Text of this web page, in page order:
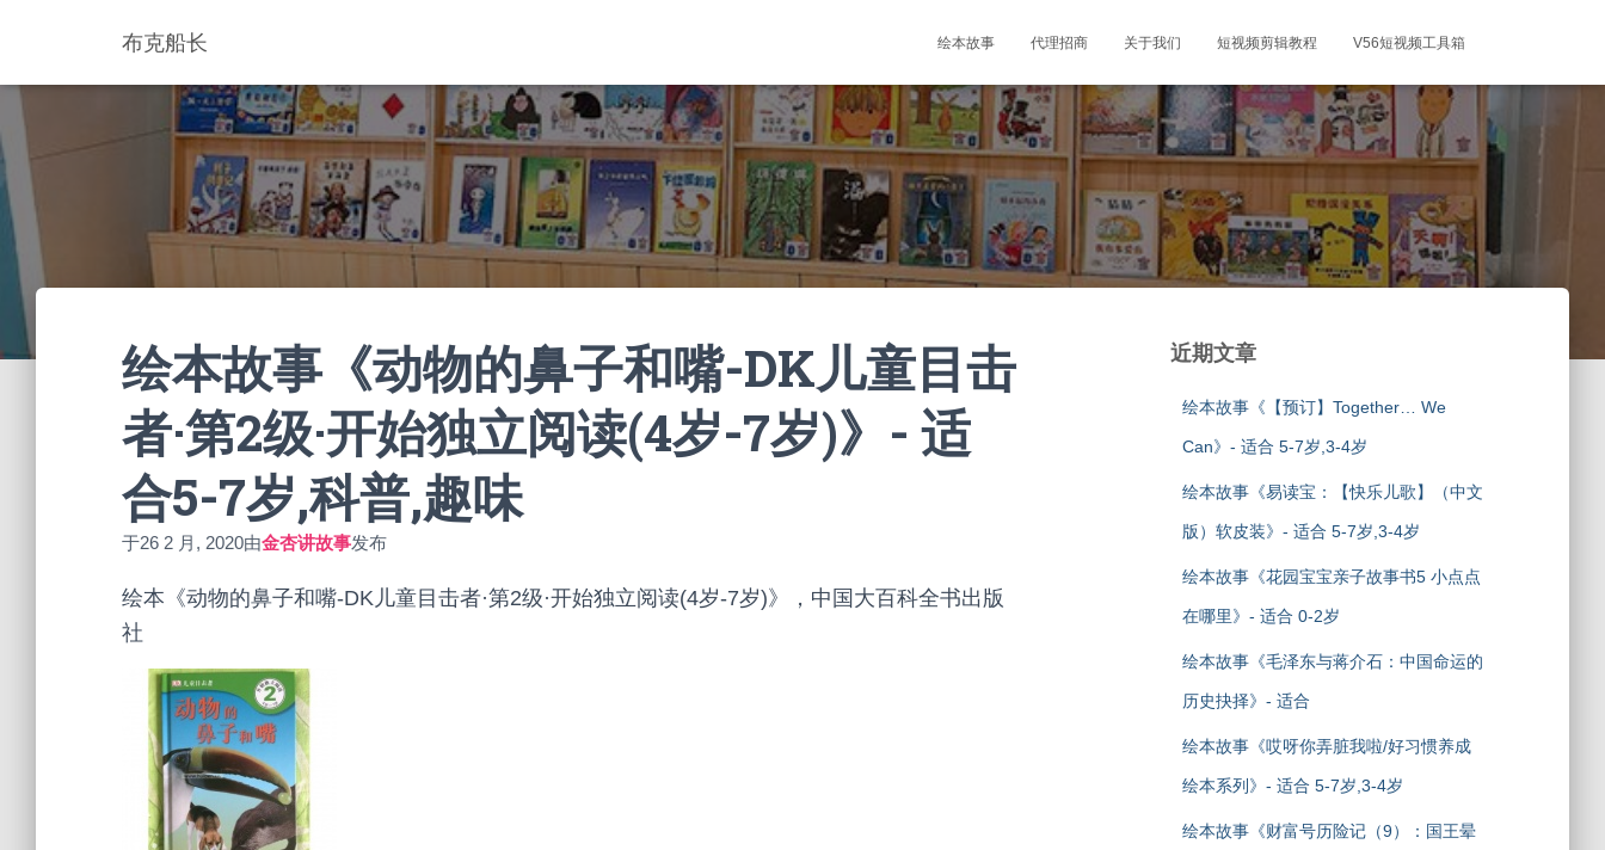
布克船长 绘本故事 代理招商 关于我们 短视频剪辑教程 V56短视频工具箱
绘本故事《动物的鼻子和嘴-DK儿童目击
者·第2级·开始独立阅读(4岁-7岁)》- 适
合5-7岁,科普,趣味
于26 2 月, 2020由金杏讲故事发布
绘本《动物的鼻子和嘴-DK儿童目击者·第2级·开始独立阅读(4岁-7岁)》，中国大百科全书出版
社
近期文章
绘本故事《【预订】Together… We
Can》- 适合 5-7岁,3-4岁
绘本故事《易读宝：【快乐儿歌】（中文
版）软皮装》- 适合 5-7岁,3-4岁
绘本故事《花园宝宝亲子故事书5 小点点
在哪里》- 适合 0-2岁
绘本故事《毛泽东与蒋介石：中国命运的
历史抉择》- 适合
绘本故事《哎呀你弄脏我啦/好习惯养成
绘本系列》- 适合 5-7岁,3-4岁
绘本故事《财富号历险记（9）：国王晕